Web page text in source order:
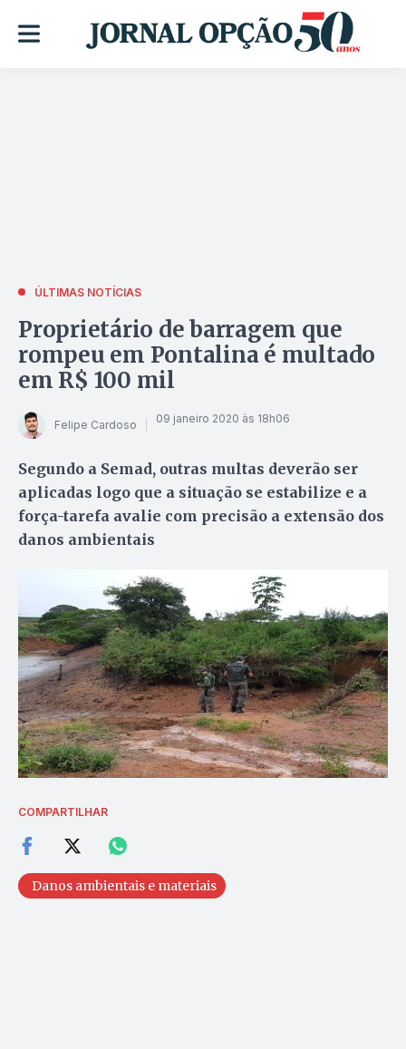
ÚLTIMAS NOTÍCIAS
Proprietário de barragem que
rompeu em Pontalina é multado
em R$ 100 mil
Felipe Cardoso 09 janeiro 2020 às 18h06
Segundo a Semad, outras multas deverão ser
aplicadas logo que a situação se estabilize e a
força-tarefa avalie com precisão a extensão dos
danos ambientais
COMPARTILHAR
Danos ambientais e materiais